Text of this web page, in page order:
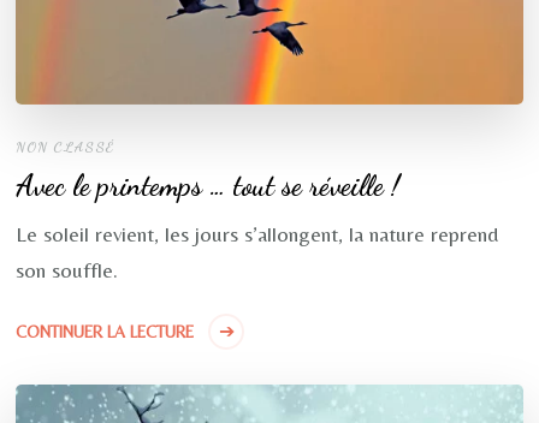
NON CLASSÉ
Avec le printemps … tout se réveille !
Le soleil revient, les jours s’allongent, la nature reprend
son souffle.
CONTINUER LA LECTURE